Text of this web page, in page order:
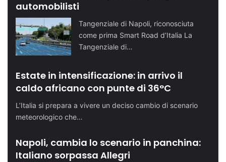
automobilisti
Tangenziale di Napoli, riconosciuta
come prima Smart Road d’Italia La
Tangenziale di…
Estate in intensificazione: in arrivo il
caldo africano con punte di 36°C
L’Italia si prepara a vivere un deciso cambio di scenario
meteorologico che…
Napoli, cambia lo scenario in panchina:
Italiano sorpassa Allegri